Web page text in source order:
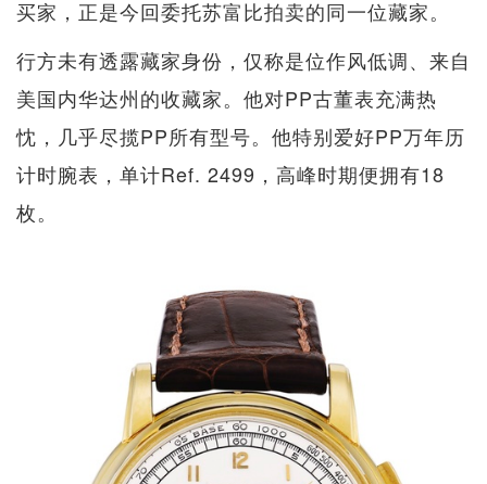
买家，正是今回委托苏富比拍卖的同一位藏家。
行方未有透露藏家身份，仅称是位作风低调、来自
美国内华达州的收藏家。他对PP古董表充满热
忱，几乎尽揽PP所有型号。他特别爱好PP万年历
计时腕表，单计Ref. 2499，高峰时期便拥有18
枚。